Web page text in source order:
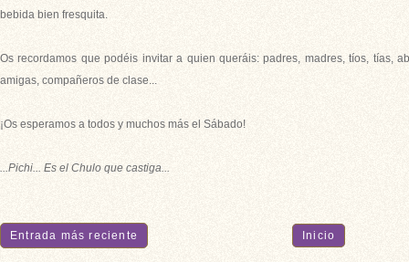
bebida bien fresquita.
Os recordamos que podéis invitar a quien queráis: padres, madres, tíos, tías,
amigas, compañeros de clase...
¡Os esperamos a todos y muchos más el Sábado!
...Pichi... Es el Chulo que castiga...
Entrada más reciente Inicio